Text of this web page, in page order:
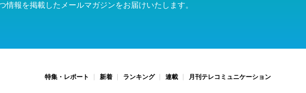
報を掲載したメールマガジンをお届けいたします。
特集・レポート 新着 ランキング 連載 月刊テレコミュニケーション